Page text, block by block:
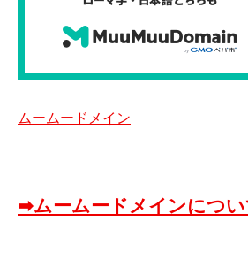
ムームードメイン
➡ムームードメインにつ